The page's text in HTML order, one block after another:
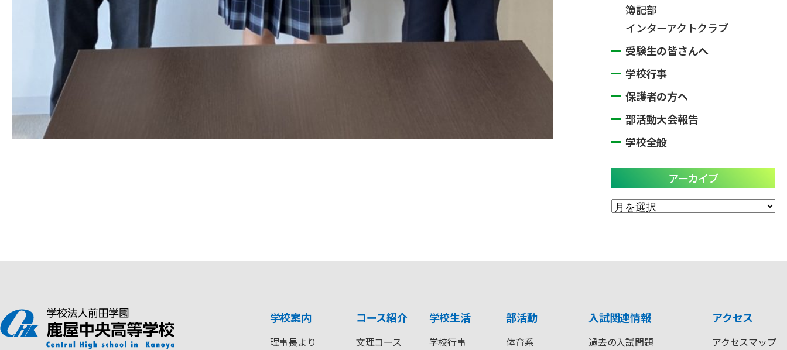
簿記部
インターアクトクラブ
受験生の皆さんへ
学校行事
保護者の方へ
部活動大会報告
学校全般
アーカイブ
ア
ー
ブ
学校案内
理事長より
コース紹介
文理コース
学校生活
学校行事
部活動
体育系
入試関連情報
過去の入試問題
アクセス
アクセスマップ